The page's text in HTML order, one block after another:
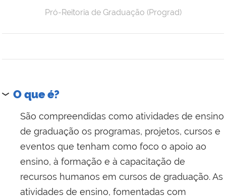
Pró-Reitoria de Graduação (Prograd)
O que é?
São compreendidas como atividades de ensino
de graduação os programas, projetos, cursos e
eventos que tenham como foco o apoio ao
ensino, à formação e à capacitação de
recursos humanos em cursos de graduação. As
atividades de ensino, fomentadas com